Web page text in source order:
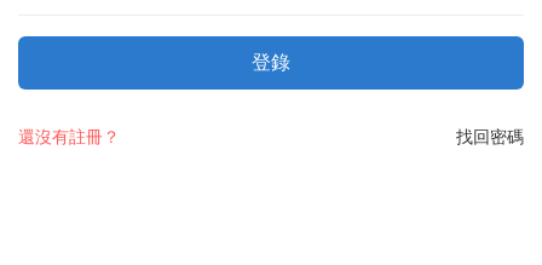
登錄
找回密碼
還沒有註冊？